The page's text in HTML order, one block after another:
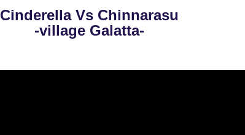
Cinderella Vs Chinnarasu
-village Galatta-